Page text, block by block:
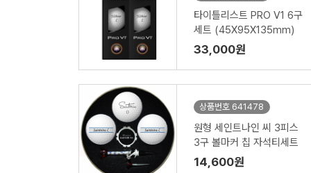
타이틀리스트 PRO V1 6구
세트 (45X95X135mm)
33,000원
상품번호 641478
원형 세인트나인 씨 3피스
3구 볼마커 칩 자석티세트
14,600원